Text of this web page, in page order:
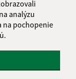
analýzu
na pochopenie